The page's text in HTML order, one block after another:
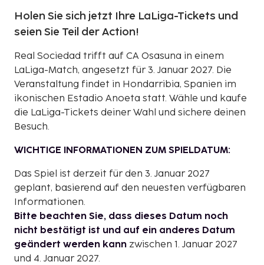
Holen Sie sich jetzt Ihre LaLiga-Tickets und
seien Sie Teil der Action!
Real Sociedad trifft auf CA Osasuna in einem
LaLiga-Match, angesetzt für 3. Januar 2027. Die
Veranstaltung findet in Hondarribia, Spanien im
ikonischen Estadio Anoeta statt. Wähle und kaufe
die LaLiga-Tickets deiner Wahl und sichere deinen
Besuch.
WICHTIGE INFORMATIONEN ZUM SPIELDATUM:
Das Spiel ist derzeit für den 3. Januar 2027
geplant, basierend auf den neuesten verfügbaren
Informationen.
Bitte beachten Sie, dass dieses Datum noch
nicht bestätigt ist und auf ein anderes Datum
geändert werden kann zwischen 1. Januar 2027
und 4. Januar 2027.